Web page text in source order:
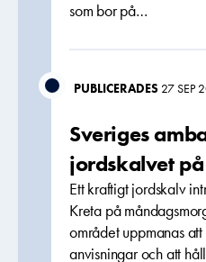
som bor på…
PUBLICERADES 27 SEP
Sveriges
jordskalvet
Ett kraftigt jordskalv
Kreta på
området uppmanas
anvisningar och att